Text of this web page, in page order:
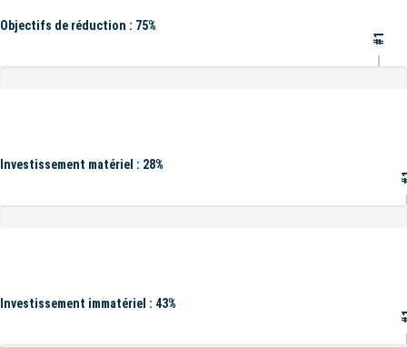
Objectifs de réduction : 75%
#1
Investissement matériel : 28%
Investissement immatériel : 43%